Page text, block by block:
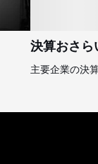
決算おさら
主要企業の決